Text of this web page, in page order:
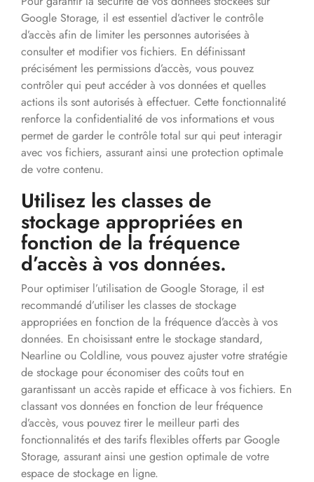
Google Storage, il est essentiel d’activer le contrôle
d’accès afin de limiter les personnes autorisées à
consulter et modifier vos fichiers. En définissant
précisément les permissions d’accès, vous pouvez
contrôler qui peut accéder à vos données et quelles
actions ils sont autorisés à effectuer. Cette fonctionnalité
renforce la confidentialité de vos informations et vous
permet de garder le contrôle total sur qui peut interagir
avec vos fichiers, assurant ainsi une protection optimale
de votre contenu.
Utilisez les classes de
stockage appropriées en
fonction de la fréquence
d’accès à vos données.
Pour optimiser l’utilisation de Google Storage, il est
recommandé d’utiliser les classes de stockage
appropriées en fonction de la fréquence d’accès à vos
données. En choisissant entre le stockage standard,
Nearline ou Coldline, vous pouvez ajuster votre stratégie
de stockage pour économiser des coûts tout en
garantissant un accès rapide et efficace à vos fichiers. En
classant vos données en fonction de leur fréquence
d’accès, vous pouvez tirer le meilleur parti des
fonctionnalités et des tarifs flexibles offerts par Google
Storage, assurant ainsi une gestion optimale de votre
espace de stockage en ligne.